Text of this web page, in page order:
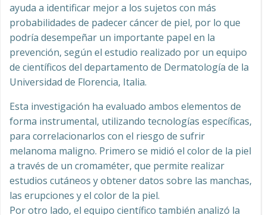
ayuda a identificar mejor a los sujetos con más
probabilidades de padecer cáncer de piel, por lo que
podría desempeñar un importante papel en la
prevención, según el estudio realizado por un equipo
de científicos del departamento de Dermatología de la
Universidad de Florencia, Italia.
Esta investigación ha evaluado ambos elementos de
forma instrumental, utilizando tecnologías específicas,
para correlacionarlos con el riesgo de sufrir
melanoma maligno. Primero se midió el color de la piel
a través de un cromaméter, que permite realizar
estudios cutáneos y obtener datos sobre las manchas,
las erupciones y el color de la piel.
Por otro lado, el equipo científico también analizó la